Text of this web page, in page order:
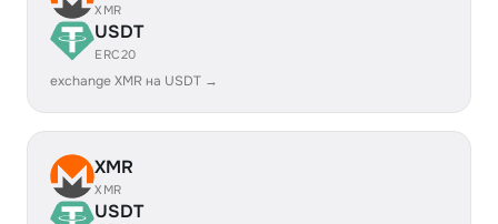
XMR
USDT
ERC20
exchange XMR на USDT →
XMR
XMR
USDT